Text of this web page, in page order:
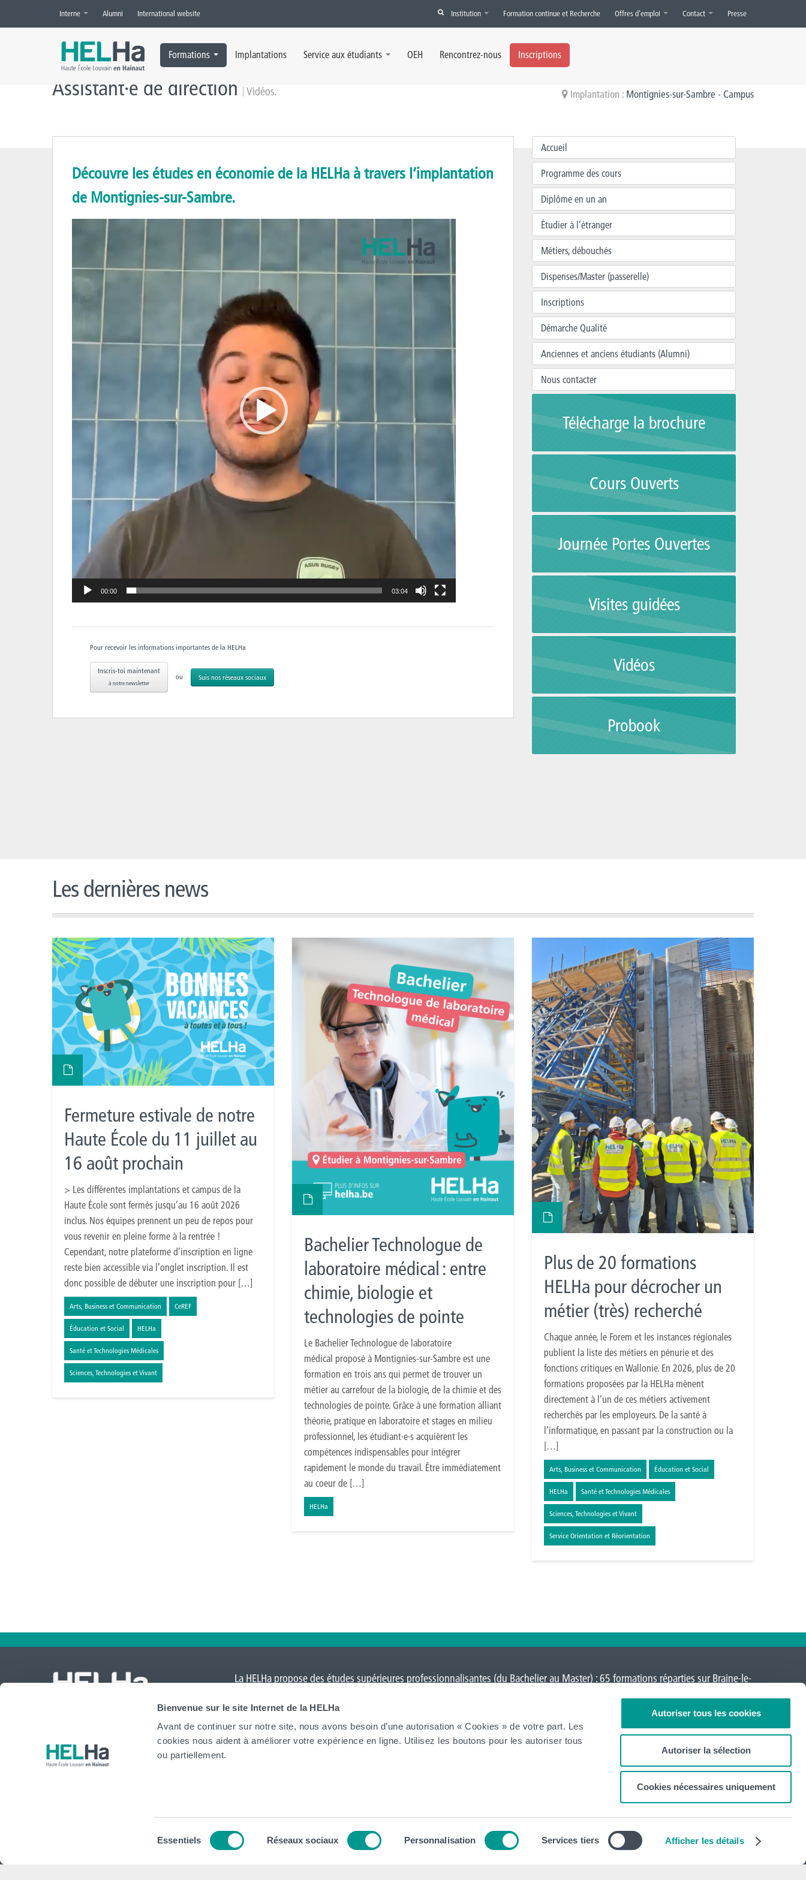
Bienvenue sur le site Internet de la HELHa
Avant de continuer sur notre site, nous avons besoin d’une autorisation « Cookies » de votre part. Les
cookies nous aident à améliorer votre expérience en ligne. Utilisez les boutons pour les autoriser tous
ou partiellement.
Essentiels Réseaux sociaux Personnalisation Services tiers Afficher les détails
Autoriser tous les cookies
Autoriser la sélection
Cookies nécessaires uniquement
Interne Alumni International website Institution Formation continue et Recherche Offres d’emploi Contact Presse
Formations Implantations Service aux étudiants OEH Rencontrez-nous Inscriptions
Accueil » Option médical » Vidéos
Assistant·e de direction Vidéos. Implantation : Montignies-sur-Sambre - Campus
Découvre les études en économie de la HELHa à travers l’implantation
de Montignies-sur-Sambre.
00:00 03:04
Pour recevoir les informations importantes de la HELHa
Inscris-toi maintenant
à notre newsletter
ou Suis nos réseaux sociaux
Accueil
Programme des cours
Diplôme en un an
Étudier à l’étranger
Métiers, débouchés
Dispenses/Master (passerelle)
Inscriptions
Démarche Qualité
Anciennes et anciens étudiants (Alumni)
Nous contacter
Télécharge la brochure
Cours Ouverts
Journée Portes Ouvertes
Visites guidées
Vidéos
Probook
Les dernières news
Fermeture estivale de notre
Haute École du 11 juillet au
16 août prochain
> Les différentes implantations et campus de la
Haute École sont fermés jusqu’au 16 août 2026
inclus. Nos équipes prennent un peu de repos pour
vous revenir en pleine forme à la rentrée !
Cependant, notre plateforme d’inscription en ligne
reste bien accessible via l’onglet inscription. Il est
donc possible de débuter une inscription pour […]
Arts, Business et Communication CeREF
Éducation et Social HELHa
Santé et Technologies Médicales
Sciences, Technologies et Vivant
Bachelier Technologue de
laboratoire médical : entre
chimie, biologie et
technologies de pointe
Le Bachelier Technologue de laboratoire
médical proposé à Montignies-sur-Sambre est une
formation en trois ans qui permet de trouver un
métier au carrefour de la biologie, de la chimie et des
technologies de pointe. Grâce à une formation alliant
théorie, pratique en laboratoire et stages en milieu
professionnel, les étudiant·e·s acquièrent les
compétences indispensables pour intégrer
rapidement le monde du travail. Être immédiatement
au coeur de […]
HELHa
Plus de 20 formations
HELHa pour décrocher un
métier (très) recherché
Chaque année, le Forem et les instances régionales
publient la liste des métiers en pénurie et des
fonctions critiques en Wallonie. En 2026, plus de 20
formations proposées par la HELHa mènent
directement à l’un de ces métiers activement
recherchés par les employeurs. De la santé à
l’informatique, en passant par la construction ou la
[…]
Arts, Business et Communication Éducation et Social
HELHa Santé et Technologies Médicales
Sciences, Technologies et Vivant
Service Orientation et Réorientation
website
La HELHa propose des études supérieures professionnalisantes (du Bachelier au Master) : 65 formations réparties surBraine-le-
Mouscronet Tournai (Frinoise
Tout voir
Plan stratégique
Conseils, Collège et Organe de Gestion
Nos secrétariats
Rencontrez-nous
Newsletter
S'abonner
Mentions légales